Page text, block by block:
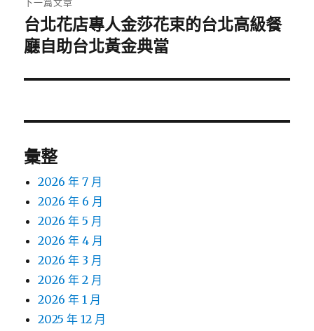
下
一
文
台北花店專人金莎花束的台北高級餐
廳自助台北黃金典當
彙整
2026 年 7 月
2026 年 6 月
2026 年 5 月
2026 年 4 月
2026 年 3 月
2026 年 2 月
2026 年 1 月
2025 年 12 月